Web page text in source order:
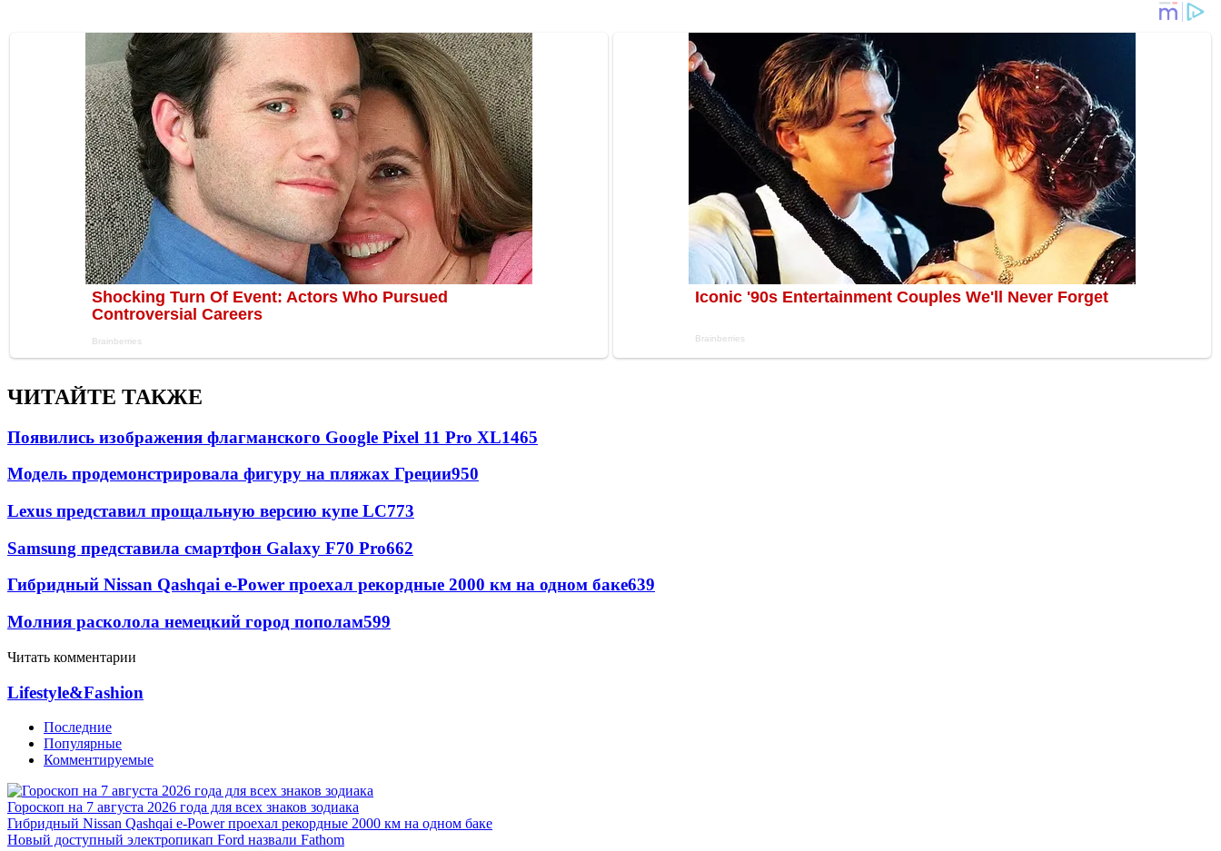
ЧИТАЙТЕ ТАКЖЕ
Появились изображения флагманского Google Pixel 11 Pro XL1465
Модель продемонстрировала фигуру на пляжах Греции950
Lexus представил прощальную версию купе LC773
Samsung представила смартфон Galaxy F70 Pro662
Гибридный Nissan Qashqai e-Power проехал рекордные 2000 км на одном баке639
Молния расколола немецкий город пополам599
Читать комментарии
Lifestyle&Fashion
Последние
Популярные
Комментируемые
Гороскоп на 7 августа 2026 года для всех знаков зодиака
Гибридный Nissan Qashqai e-Power проехал рекордные 2000 км на одном баке
Новый доступный электропикап Ford назвали Fathom